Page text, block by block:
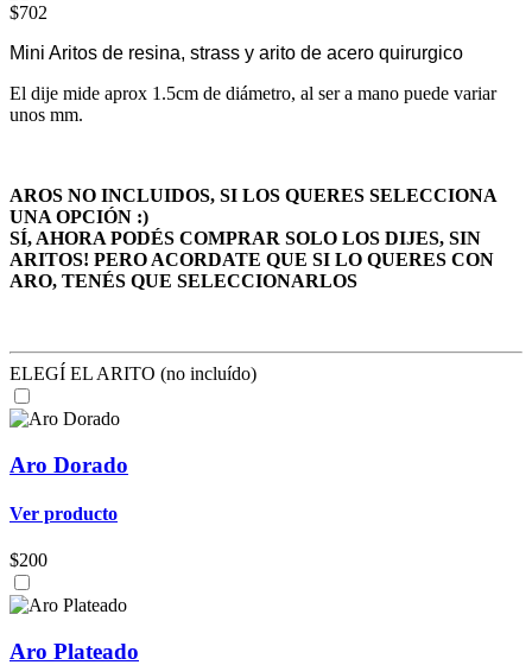
$702
Mini Aritos de resina, strass y arito de acero quirurgico
El dije mide aprox 1.5cm de diámetro, al ser a mano puede variar
unos mm.
AROS NO INCLUIDOS, SI LOS QUERES SELECCIONA
UNA OPCIÓN :)
SÍ, AHORA PODÉS COMPRAR SOLO LOS DIJES, SIN
ARITOS! PERO ACORDATE QUE SI LO QUERES CON
ARO, TENÉS QUE SELECCIONARLOS
ELEGÍ EL ARITO (no incluído)
Aro Dorado
Ver producto
$200
Aro Plateado